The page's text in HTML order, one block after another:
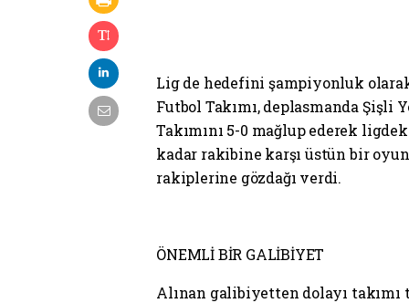
Lig de hedefini şampiyonluk
Futbol Takımı, deplasmanda
Takımını 5-0 mağlup ederek
kadar rakibine karşı üstün bir
rakiplerine gözdağı verdi.
ÖNEMLİ BİR GALİBİYET
Alınan galibiyetten dolayı takımı